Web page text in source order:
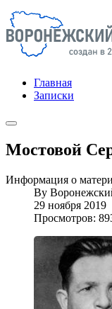
Главная
Записки
Мостовой
Информация о
By
29 ноября 2019
Просмотров: